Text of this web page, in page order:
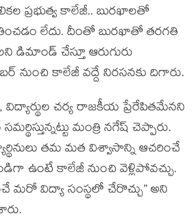
ప్రభుత్వ కాలేజీ.. బురఖాలతో
లేదు. దీంతో బురఖాతో తరగతి
డిమాండ్ చేస్తూ ఆరుగురు
నుంచి కాలేజీ వద్దే నిరసనకు దిగారు.
విద్యార్థుల చర్య రాజకీయ ప్రేరేపితమేన‌ని
మంత్రి నగేష్ చెప్పారు.
తమ మత విశ్వాసాన్ని ఆచరించే
ఉంటే కాలేజీ నుంచి వెళ్లిపోవచ్చు.
మరో విద్యా సంస్థలో చేరొచ్చు” అని